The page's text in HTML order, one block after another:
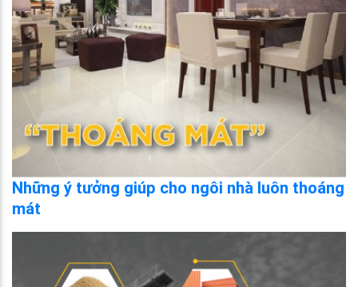
Những ý tưởng giúp cho ngôi nhà luôn thoáng
mát